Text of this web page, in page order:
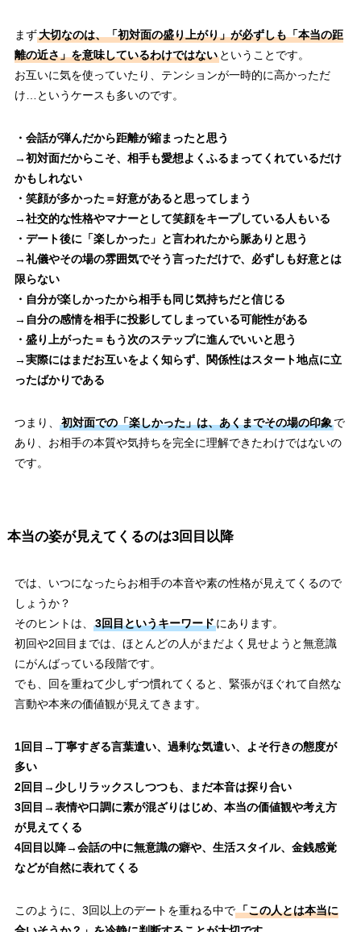
まず大切なのは、「初対面の盛り上がり」が必ずしも「本当の距
離の近さ」を意味しているわけではないということです。
お互いに気を使っていたり、テンションが一時的に高かっただ
け…というケースも多いのです。
・会話が弾んだから距離が縮まったと思う
→初対面だからこそ、相手も愛想よくふるまってくれているだけ
かもしれない
・笑顔が多かった＝好意があると思ってしまう
→社交的な性格やマナーとして笑顔をキープしている人もいる
・デート後に「楽しかった」と言われたから脈ありと思う
→礼儀やその場の雰囲気でそう言っただけで、必ずしも好意とは
限らない
・自分が楽しかったから相手も同じ気持ちだと信じる
→自分の感情を相手に投影してしまっている可能性がある
・盛り上がった＝もう次のステップに進んでいいと思う
→実際にはまだお互いをよく知らず、関係性はスタート地点に立
ったばかりである
つまり、 初対面での「楽しかった」は、あくまでその場の印象で
あり、お相手の本質や気持ちを完全に理解できたわけではないの
です。
本当の姿が見えてくるのは3回目以降
では、いつになったらお相手の本音や素の性格が見えてくるので
しょうか？
そのヒントは、
3回目というキーワードにあります。
初回や2回目までは、ほとんどの人がまだよく見せようと無意識
にがんばっている段階です。
でも、回を重ねて少しずつ慣れてくると、緊張がほぐれて自然な
言動や本来の価値観が見えてきます。
1回目→丁寧すぎる言葉遣い、過剰な気遣い、よそ行きの態度が
多い
2回目→少しリラックスしつつも、まだ本音は探り合い
3回目→表情や口調に素が混ざりはじめ、本当の価値観や考え方
が見えてくる
4回目以降→会話の中に無意識の癖や、生活スタイル、金銭感覚
などが自然に表れてくる
このように、3回以上のデートを重ねる中で「この人とは本当に